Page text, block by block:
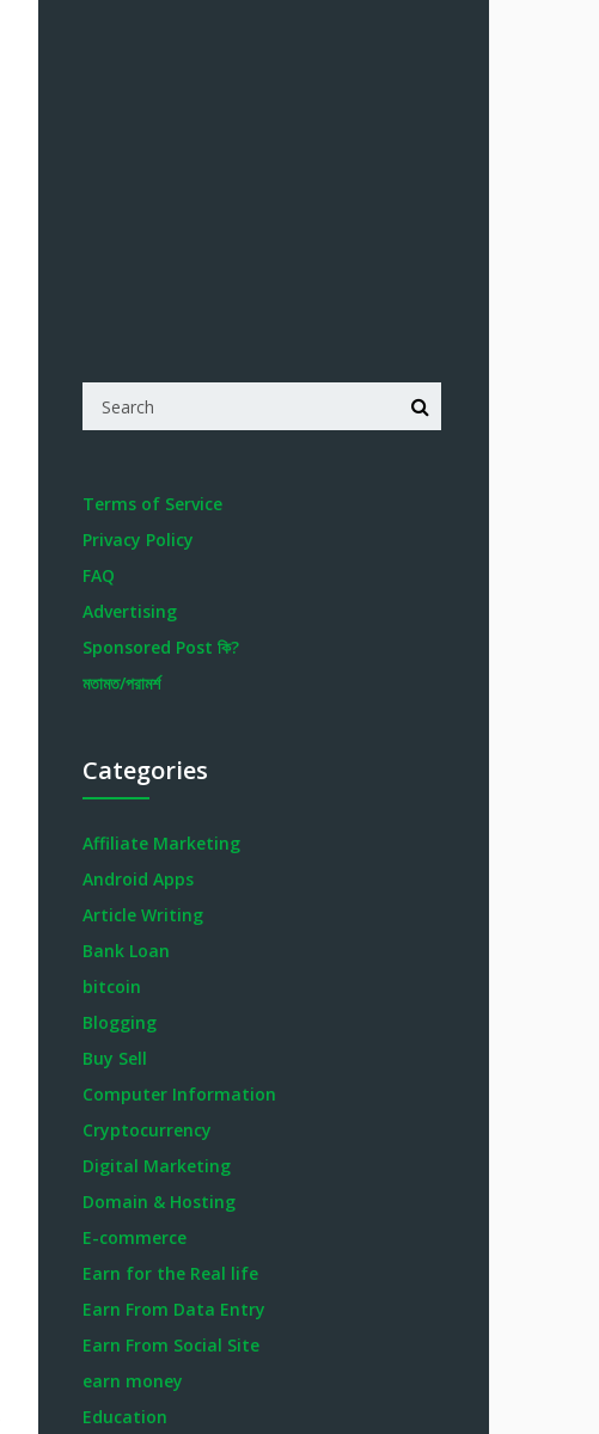
Terms of Service
Privacy Policy
FAQ
Advertising
Sponsored Post কি?
মতামত/পরামর্শ
Categories
Affiliate Marketing
Android Apps
Article Writing
Bank Loan
bitcoin
Blogging
Buy Sell
Computer Information
Cryptocurrency
Digital Marketing
Domain & Hosting
E-commerce
Earn for the Real life
Earn From Data Entry
Earn From Social Site
earn money
Education